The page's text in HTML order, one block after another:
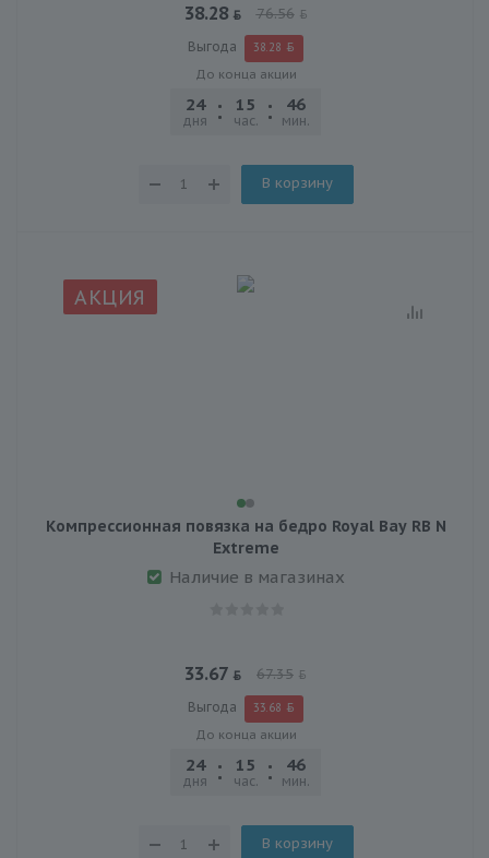
38.28 76.56
Выгода 38.28
До конца акции
24
дня
15
час.
46
мин.
В корзину
АКЦИЯ
Компрессионная повязка на бедро Royal Bay RB N
Extreme
Наличие в магазинах
33.67 67.35
Выгода 33.68
До конца акции
24
дня
15
час.
46
мин.
В корзину